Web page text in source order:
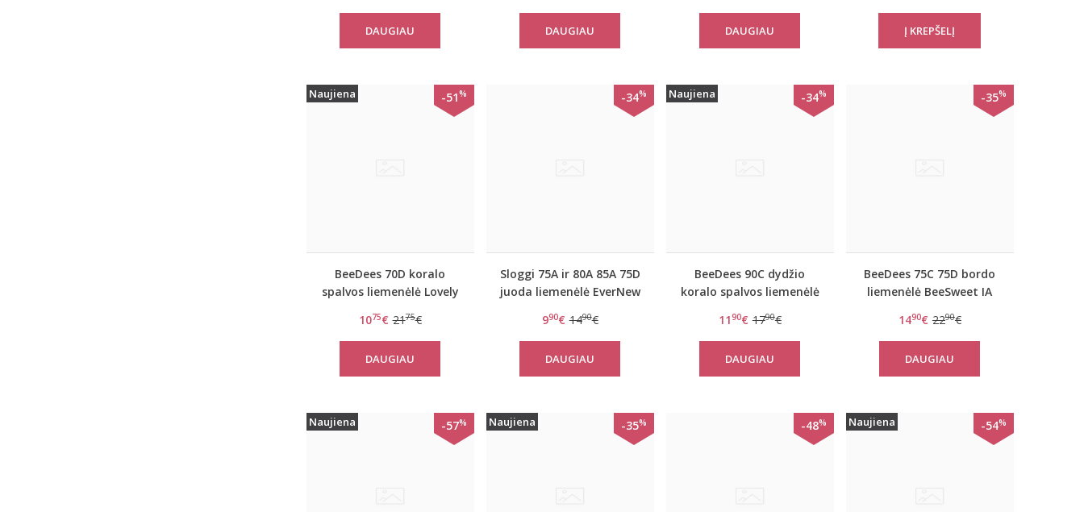
DAUGIAU DAUGIAU DAUGIAU
Naujiena -51%
BeeDees 70D koralo
spalvos liemenėlė Lovely
1075€ 2175€
DAUGIAU
-34%
Sloggi 75A ir 80A 85A 75D
juoda liemenėlė EverNew
990€ 1490€
DAUGIAU
Naujiena -34%
BeeDees 90C dydžio
koralo spalvos liemenėlė
1190€ 1790€
DAUGIAU
-35%
BeeDees 75C 75D bordo
liemenėlė BeeSweet IA
1490€ 2290€
DAUGIAU
Naujiena -57% Naujiena -35% -48% Naujiena -54%